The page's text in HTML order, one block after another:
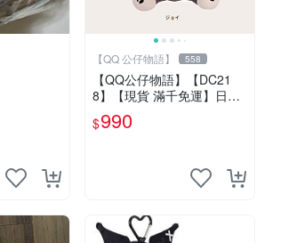
【QQ 公仔物語】 558
【QQ公仔物語】【DC21
8】【現貨 滿千免運】日本
LIV HEART 坐姿雪納瑞玩偶
30cm 絨毛娃娃
$990